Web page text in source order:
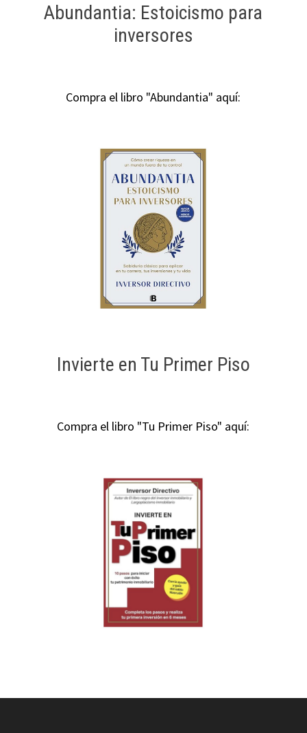
Abundantia: Estoicismo para
inversores
Compra el libro "Abundantia" aquí:
Invierte en Tu Primer Piso
Compra el libro "Tu Primer Piso" aquí: